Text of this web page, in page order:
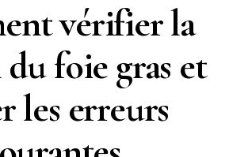
vérifier la
foie gras et
les erreurs